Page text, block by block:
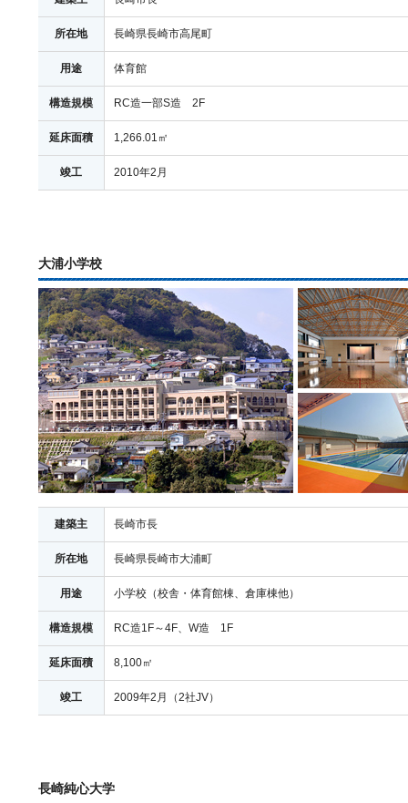
所在地 長崎県長崎市高尾町
用途 体育館
構造規模 RC造一部S造 2F
延床面積 1,266.01㎡
竣工 2010年2月
大浦小学校
建築主 長崎市長
所在地 長崎県長崎市大浦町
用途 小学校（校舎・体育館棟、倉庫棟他）
構造規模 RC造1F～4F、W造 1F
延床面積 8,100㎡
竣工 2009年2月（2社JV）
長崎純心大学